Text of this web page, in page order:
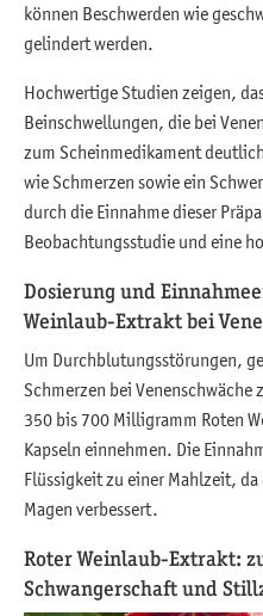
können Beschwerden wie
gelindert werden.
Hochwertige Studien zeigen,
Beinschwellungen, die bei
zum Scheinmedikament
wie Schmerzen sowie ein
durch die Einnahme dieser
Beobachtungsstudie und eine
Dosierung und
Weinlaub-Extrakt bei
Um Durchblutungsstörungen,
Schmerzen bei
350 bis 700 Milligramm Roten
Kapseln einnehmen. Die
Flüssigkeit zu einer Mahlzeit,
Magen verbessert.
Roter Weinlaub-Extrakt:
Schwangerschaft und